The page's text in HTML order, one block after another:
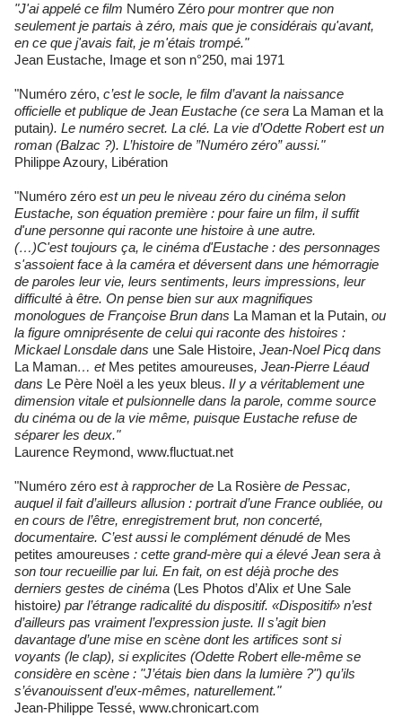
"J'ai appelé ce film Numéro Zéro pour montrer que non
seulement je partais à zéro, mais que je considérais qu'avant,
en ce que j'avais fait, je m'étais trompé."
Jean Eustache, Image et son n°250, mai 1971
"Numéro zéro, c’est le socle, le film d’avant la naissance
officielle et publique de Jean Eustache (ce sera La Maman et la
putain). Le numéro secret. La clé. La vie d’Odette Robert est un
roman (Balzac ?). L’histoire de ”Numéro zéro” aussi."
Philippe Azoury, Libération
"Numéro zéro est un peu le niveau zéro du cinéma selon
Eustache, son équation première : pour faire un film, il suffit
d'une personne qui raconte une histoire à une autre.
(…)C'est toujours ça, le cinéma d'Eustache : des personnages
s'assoient face à la caméra et déversent dans une hémorragie
de paroles leur vie, leurs sentiments, leurs impressions, leur
difficulté à être. On pense bien sur aux magnifiques
monologues de Françoise Brun dans La Maman et la Putain, ou
la figure omniprésente de celui qui raconte des histoires :
Mickael Lonsdale dans une Sale Histoire, Jean-Noel Picq dans
La Maman… etMes petites amoureuses, Jean-Pierre Léaud
dans Le Père Noël a les yeux bleus. Il y a véritablement une
dimension vitale et pulsionnelle dans la parole, comme source
du cinéma ou de la vie même, puisque Eustache refuse de
séparer les deux."
Laurence Reymond, www.fluctuat.net
"Numéro zéro est à rapprocher de La Rosière de Pessac,
auquel il fait d’ailleurs allusion : portrait d’une France oubliée, ou
en cours de l’être, enregistrement brut, non concerté,
documentaire. C’est aussi le complément dénudé de Mes
petites amoureuses : cette grand-mère qui a élevé Jean sera à
son tour recueillie par lui. En fait, on est déjà proche des
derniers gestes de cinéma (Les Photos d’Alix etUne Sale
histoire) par l’étrange radicalité du dispositif. «Dispositif» n’est
d’ailleurs pas vraiment l’expression juste. Il s’agit bien
davantage d’une mise en scène dont les artifices sont si
voyants (le clap), si explicites (Odette Robert elle-même se
considère en scène : "J’étais bien dans la lumière ?") qu’ils
s’évanouissent d’eux-mêmes, naturellement."
Jean-Philippe Tessé, www.chronicart.com